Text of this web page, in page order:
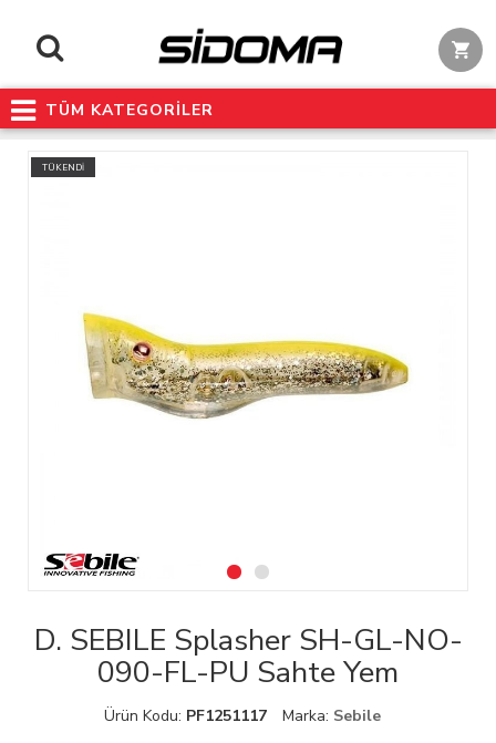
TÜM KATEGORİLER
TÜKENDİ
D. SEBILE Splasher SH-GL-NO-
090-FL-PU Sahte Yem
Ürün Kodu: PF1251117 Marka: Sebile